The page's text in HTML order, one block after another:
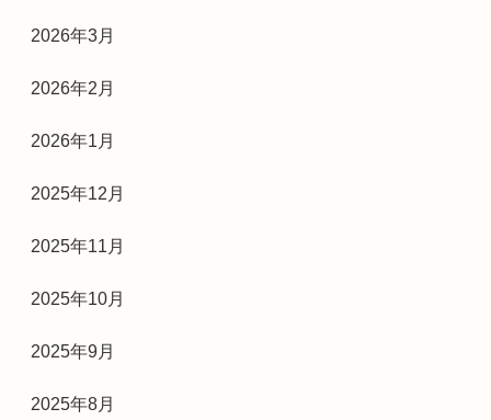
2026年3月
2026年2月
2026年1月
2025年12月
2025年11月
2025年10月
2025年9月
2025年8月